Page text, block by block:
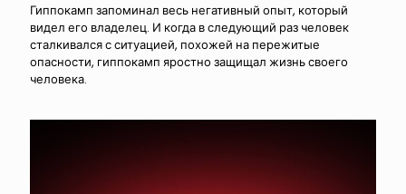
Гиппокамп запоминал весь негативный опыт, который
видел его владелец. И когда в следующий раз человек
сталкивался с ситуацией, похожей на пережитые
опасности, гиппокамп яростно защищал жизнь своего
человека.